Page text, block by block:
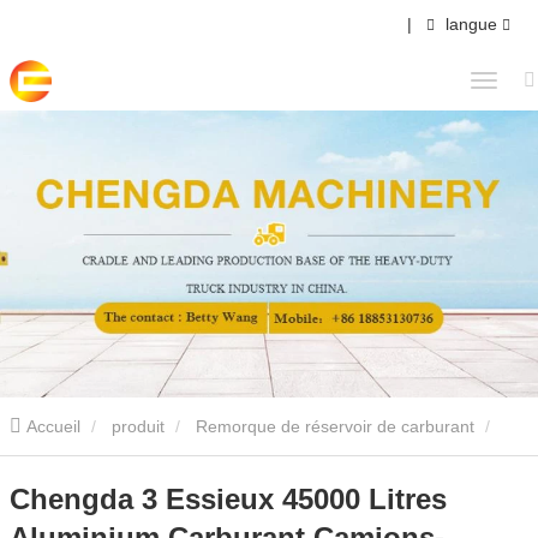
| langue
Accueil produit Remorque de réservoir de carburant
Chengda 3 Essieux 45000 Litres